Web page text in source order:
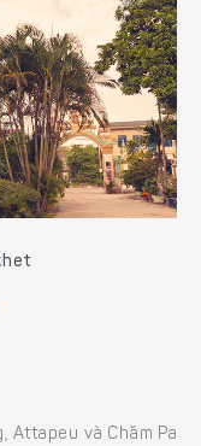
Attapeu và Chăm Pa